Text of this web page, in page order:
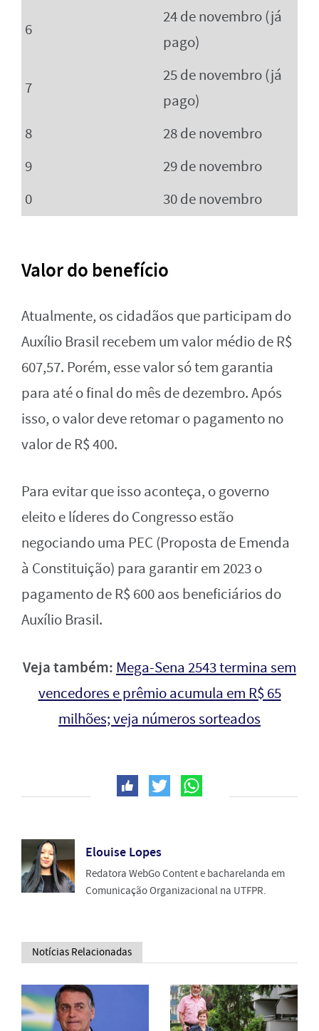
6
24 de novembro (já
pago)
7
25 de novembro (já
pago)
8
28 de novembro
9
29 de novembro
0
30 de novembro
Valor do benefício
Atualmente, os cidadãos que participam do
Auxílio Brasil recebem um valor médio de R$
607,57. Porém, esse valor só tem garantia
para até o final do mês de dezembro. Após
isso, o valor deve retomar o pagamento no
valor de R$ 400.
Para evitar que isso aconteça, o governo
eleito e líderes do Congresso estão
negociando uma PEC (Proposta de Emenda
à Constituição) para garantir em 2023 o
pagamento de R$ 600 aos beneficiários do
Auxílio Brasil.
Veja também: Mega-Sena 2543 termina sem
vencedores e prêmio acumula em R$ 65
milhões; veja números sorteados
Elouise Lopes
Redatora WebGo Content e bacharelanda em
Comunicação Organizacional na UTFPR.
Notícias Relacionadas